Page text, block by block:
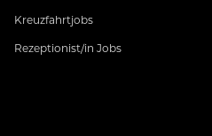
Kreuzfahrtjobs
Rezeptionist/in Jobs